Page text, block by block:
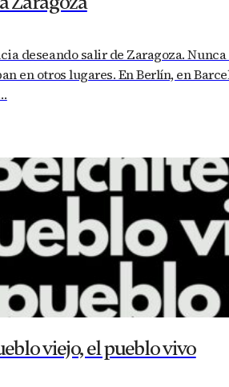
deseando salir de Zaragoza.
en otros lugares. En Berlín, en
viejo, el pueblo vivo